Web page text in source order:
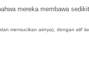
mereka membawa
mensucikan airnya), denganalif